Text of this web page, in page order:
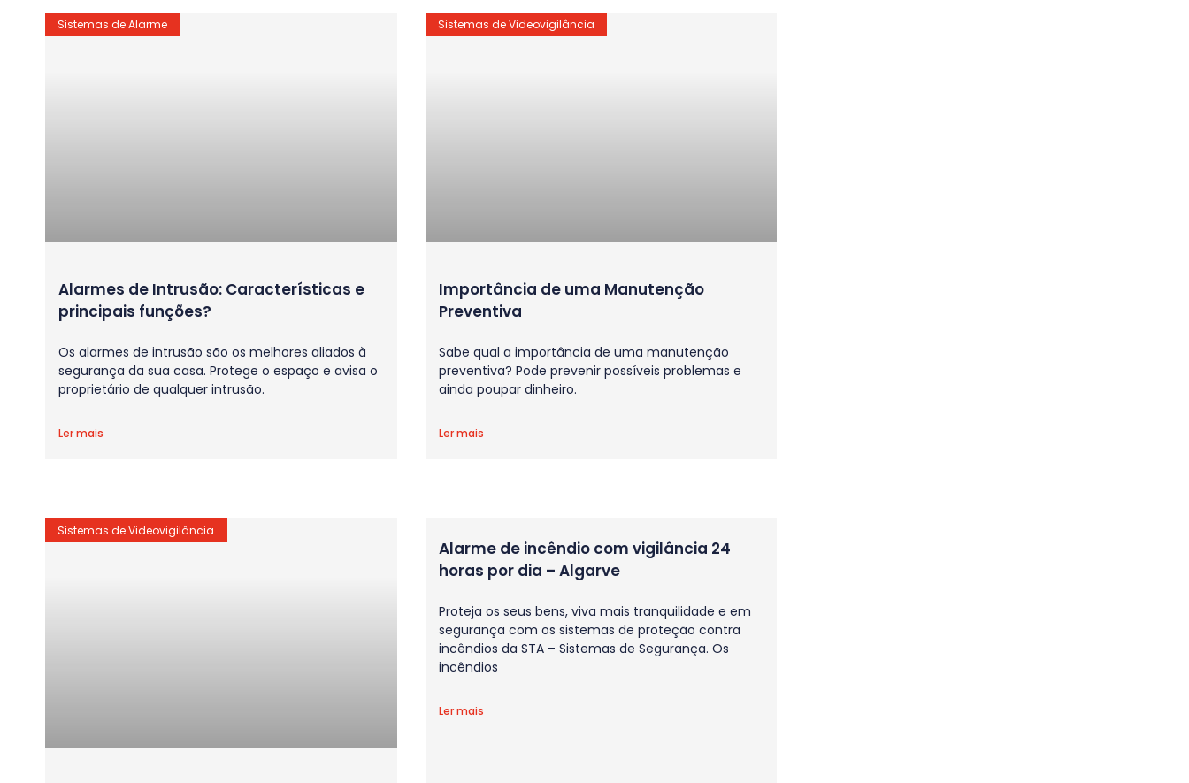
Sistemas de Alarme
Alarmes de Intrusão: Características e
principais funções?
Os alarmes de intrusão são os melhores aliados à
segurança da sua casa. Protege o espaço e avisa o
proprietário de qualquer intrusão.
Ler mais
Sistemas de Videovigilância
Importância de uma Manutenção
Preventiva
Sabe qual a importância de uma manutenção
preventiva? Pode prevenir possíveis problemas e
ainda poupar dinheiro.
Ler mais
Sistemas de Videovigilância
Alarme de incêndio com vigilância 24
horas por dia – Algarve
Proteja os seus bens, viva mais tranquilidade e em
segurança com os sistemas de proteção contra
incêndios da STA – Sistemas de Segurança. Os
incêndios
Ler mais